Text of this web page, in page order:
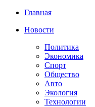
Главная
Новости
Политика
Экономика
Спорт
Общество
Авто
Экология
Технологии